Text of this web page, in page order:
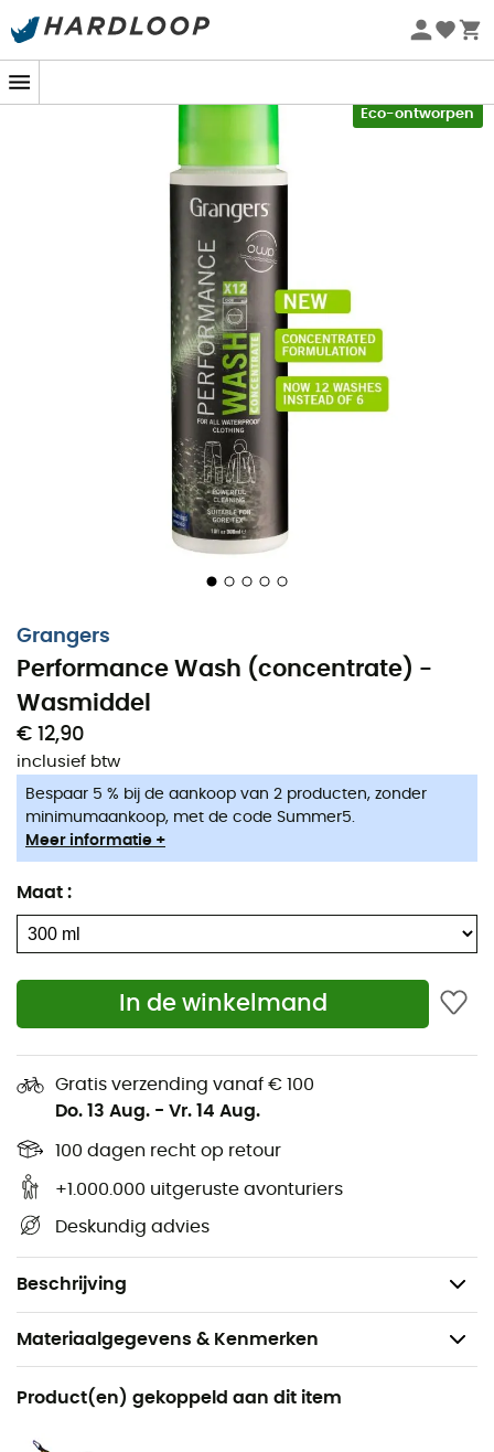
Zomeraanbiedingen 🔥 -5% EXTRA vanaf 2 producten* met
Eco-ontworpen
Grangers
Performance Wash (concentrate) -
Wasmiddel
€ 12,90
inclusief btw
Bespaar 5 % bij de aankoop van 2 producten, zonder
minimumaankoop, met de code Summer5.
Meer informatie +
Maat :
In de winkelmand
Gratis verzending vanaf € 100
Do. 13 Aug. - Vr. 14 Aug.
100 dagen recht op retour
+1.000.000 uitgeruste avonturiers
Deskundig advies
Beschrijving
Om ervoor te zorgen dat uw
Tot 12 wasbeurten
Krachtige reiniging
Laat geen residu achter
Werkt even goed in hard en zacht water
Verbetert elke bestaande waterafstotende
afwerking
Fles gemaakt van Ocean Waste Plastic (OWP)
Volume: 300 mL
Materiaalgegevens & Kenmerken
Aanbevolen voor
Wandelen / Trekking
Product(en) gekoppeld aan dit item